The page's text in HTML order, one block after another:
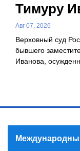
Тимуру
Авг 07, 2026
Верховный суд
бывшего
Иванова,